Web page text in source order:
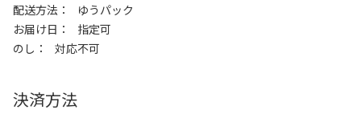
配送方法
ゆうパック
お届け日
指定可
のし
対応不可
決済方法